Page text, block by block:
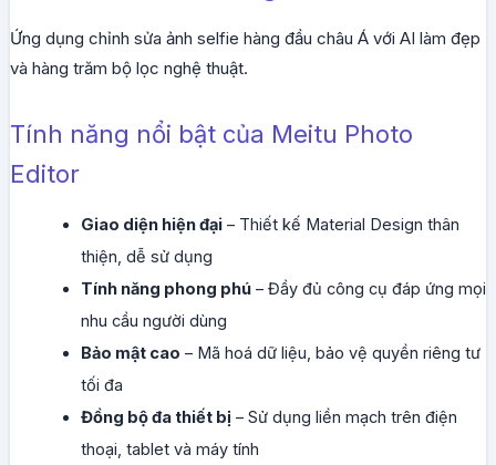
Ứng dụng chỉnh sửa ảnh selfie hàng đầu châu Á với AI làm đẹp
và hàng trăm bộ lọc nghệ thuật.
Tính năng nổi bật của Meitu Photo
Editor
Giao diện hiện đại– Thiết kế Material Design thân
thiện, dễ sử dụng
Tính năng phong phú– Đầy đủ công cụ đáp ứng mọi
nhu cầu người dùng
Bảo mật cao – Mã hoá dữ liệu, bảo vệ quyền riêng tư
tối đa
Đồng bộ đa thiết bị – Sử dụng liền mạch trên điện
thoại, tablet và máy tính